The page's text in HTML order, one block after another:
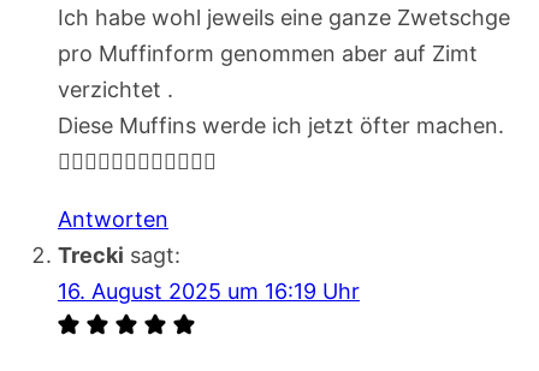
Ich habe wohl jeweils eine ganze Zwetschge
pro Muffinform genommen aber auf Zimt
verzichtet .
Diese Muffins werde ich jetzt öfter machen.
👍🏻👍🏻👍🏻👍🏻👍🏻👍🏻
Antworten
Trecki sagt:
16. August 2025 um 16:19 Uhr